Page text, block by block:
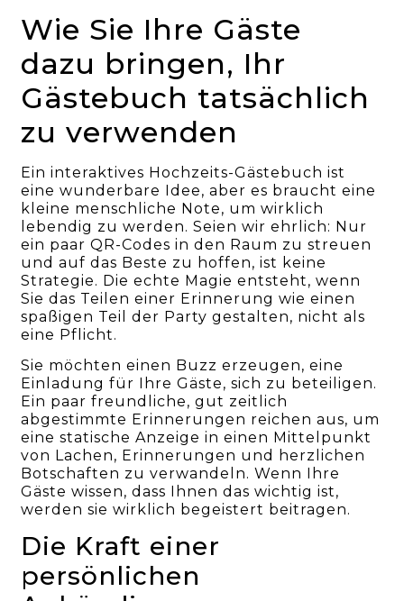
Wie Sie Ihre Gäste
dazu bringen, Ihr
Gästebuch tatsächlich
zu verwenden
Ein interaktives Hochzeits-Gästebuch ist
eine wunderbare Idee, aber es braucht eine
kleine menschliche Note, um wirklich
lebendig zu werden. Seien wir ehrlich: Nur
ein paar QR-Codes in den Raum zu streuen
und auf das Beste zu hoffen, ist keine
Strategie. Die echte Magie entsteht, wenn
Sie das Teilen einer Erinnerung wie einen
spaßigen Teil der Party gestalten, nicht als
eine Pflicht.
Sie möchten einen Buzz erzeugen, eine
Einladung für Ihre Gäste, sich zu beteiligen.
Ein paar freundliche, gut zeitlich
abgestimmte Erinnerungen reichen aus, um
eine statische Anzeige in einen Mittelpunkt
von Lachen, Erinnerungen und herzlichen
Botschaften zu verwandeln. Wenn Ihre
Gäste wissen, dass Ihnen das wichtig ist,
werden sie wirklich begeistert beitragen.
Die Kraft einer
persönlichen